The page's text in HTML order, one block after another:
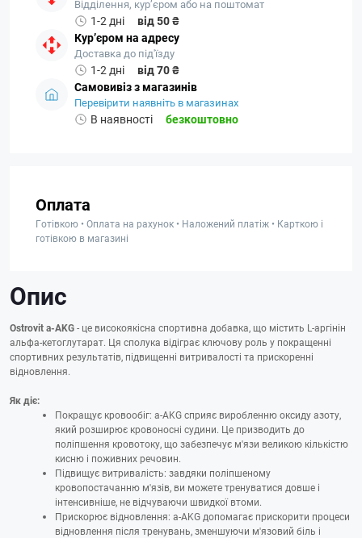
Відділення, кур’єром або на поштомат
1-2 дні
від 50 ₴
Кур’єром на адресу
Доставка до під'їзду
1-2 дні
від 70 ₴
Самовивіз з магазинів
Перевірити наявніть в магазинах
В наявності безкоштовно
Оплата
Готівкою • Оплата на рахунок • Наложений платіж • Карткою і
готівкою в магазині
Опис
Ostrovit a-AKG- це високоякісна спортивна добавка, що містить L-аргінін
альфа-кетоглутарат. Ця сполука відіграє ключову роль у покращенні
спортивних результатів, підвищенні витривалості та прискоренні
відновлення.
Як діє:
Покращує кровообіг: a-AKG сприяє виробленню оксиду азоту,
який розширює кровоносні судини. Це призводить до
поліпшення кровотоку, що забезпечує м'язи великою кількістю
кисню і поживних речовин.
Підвищує витривалість: завдяки поліпшеному
кровопостачанню м'язів, ви можете тренуватися довше і
інтенсивніше, не відчуваючи швидкої втоми.
Прискорює відновлення: a-AKG допомагає прискорити процеси
відновлення після тренувань, зменшуючи м'язовий біль і